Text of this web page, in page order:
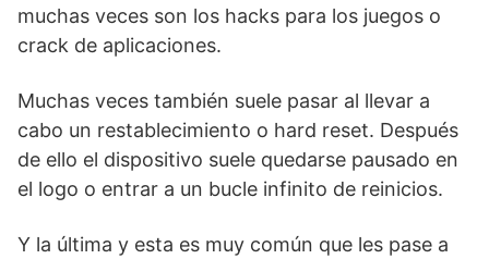
muchas veces son los hacks para los juegos o
crack de aplicaciones.
Muchas veces también suele pasar al llevar a
cabo un restablecimiento o hard reset. Después
de ello el dispositivo suele quedarse pausado en
el logo o entrar a un bucle infinito de reinicios.
Y la última y esta es muy común que les pase a